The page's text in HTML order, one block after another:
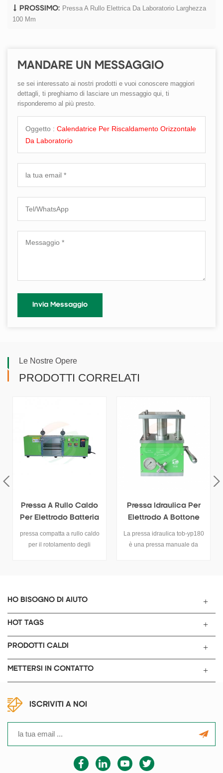
PROSSIMO: Pressa A Rullo Elettrica Da Laboratorio Larghezza
100 Mm
MANDARE UN MESSAGGIO
se sei interessato ai nostri prodotti e vuoi conoscere maggiori
dettagli, ti preghiamo di lasciare un messaggio qui, ti
risponderemo al più presto.
Oggetto : Calendatrice Per Riscaldamento Orizzontale
Da Laboratorio
Le Nostre Opere
PRODOTTI CORRELATI
Pressa Idraulica Per
Elettrodo A Bottone
La pressa idraulica tob-yp180
è una pressa manuale da
Pressa A Rullo
Elettrica Da
Laboratorio Larghezza
100 Mm
questo macchina per la
stampa di rotoli da laboratorio
HO BISOGNO DI AIUTO
HOT TAGS
PRODOTTI CALDI
METTERSI IN CONTATTO
ISCRIVITI A NOI